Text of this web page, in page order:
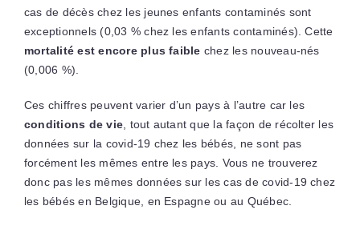
cas de décès chez les jeunes enfants contaminés sont
exceptionnels (0,03 % chez les enfants contaminés). Cette
mortalité est encore plus faible chez les nouveau-nés
(0,006 %).
Ces chiffres peuvent varier d’un pays à l’autre car les
conditions de vie , tout autant que la façon de récolter les
données sur la covid-19 chez les bébés, ne sont pas
forcément les mêmes entre les pays. Vous ne trouverez
donc pas les mêmes données sur les cas de covid-19 chez
les bébés en Belgique, en Espagne ou au Québec.